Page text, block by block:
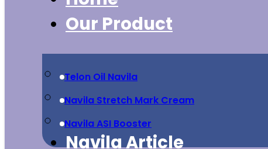
Our Product
Telon Oil Navila
Navila Stretch Mark Cream
Navila ASI Booster
Navila Article